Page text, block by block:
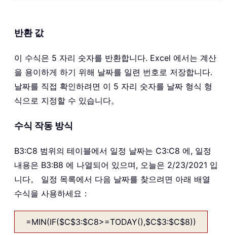
반환 값
이 수식은 5 자리 숫자를 반환합니다. Excel 에서는 계산
을 용이하게 하기 위해 날짜를 일련 번호로 저장합니다.
날짜를 직접 확인하려면 이 5 자리 숫자를 날짜 형식 형
식으로 지정할 수 있습니다。
수식 작동 방식
B3:C8 범위의 테이블에서 일정 날짜는 C3:C8 에, 일정
내용은 B3:B8 에 나열되어 있으며, 오늘은 2/23/2021 입
니다。 일정 목록에서 다음 날짜를 찾으려면 아래 배열
수식을 사용하세요：
=MIN(IF($C$3:$C8>=TODAY(),$C$3:$C$8))